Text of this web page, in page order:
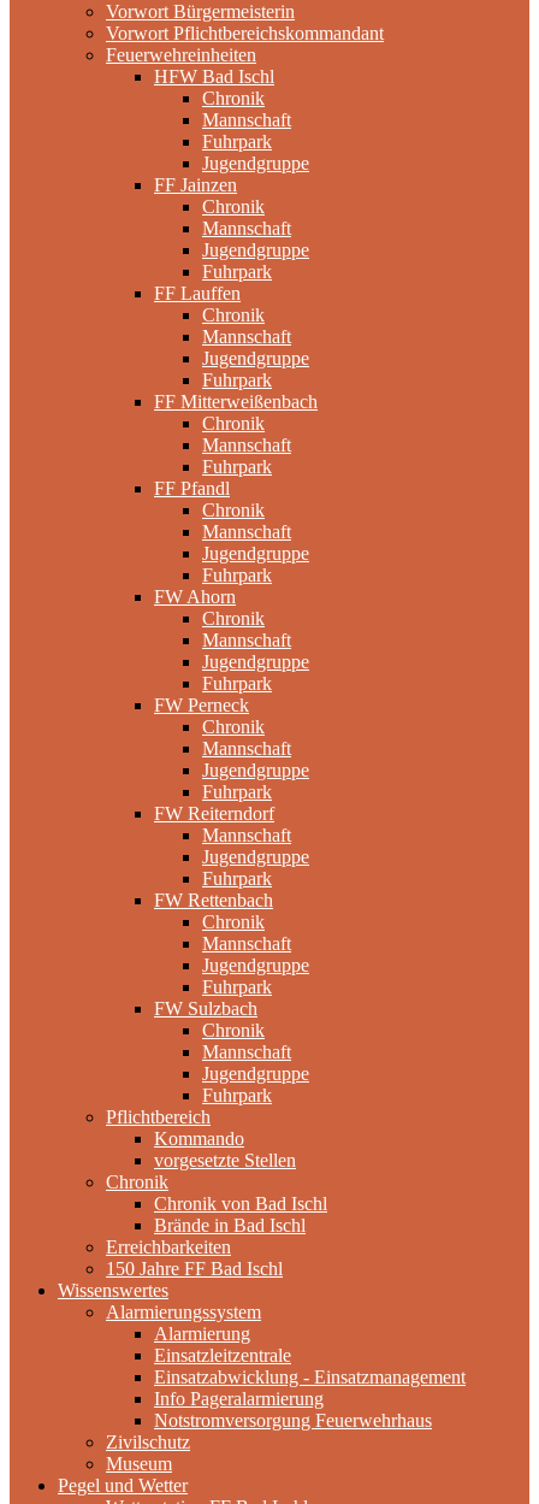
Vorwort Bürgermeisterin
Vorwort Pflichtbereichskommandant
Feuerwehreinheiten
HFW Bad Ischl
Chronik
Mannschaft
Fuhrpark
Jugendgruppe
FF Jainzen
Chronik
Mannschaft
Jugendgruppe
Fuhrpark
FF Lauffen
Chronik
Mannschaft
Jugendgruppe
Fuhrpark
FF Mitterweißenbach
Chronik
Mannschaft
Fuhrpark
FF Pfandl
Chronik
Mannschaft
Jugendgruppe
Fuhrpark
FW Ahorn
Chronik
Mannschaft
Jugendgruppe
Fuhrpark
FW Perneck
Chronik
Mannschaft
Jugendgruppe
Fuhrpark
FW Reiterndorf
Mannschaft
Jugendgruppe
Fuhrpark
FW Rettenbach
Chronik
Mannschaft
Jugendgruppe
Fuhrpark
FW Sulzbach
Chronik
Mannschaft
Jugendgruppe
Fuhrpark
Pflichtbereich
Kommando
vorgesetzte Stellen
Chronik
Chronik von Bad Ischl
Brände in Bad Ischl
Erreichbarkeiten
150 Jahre FF Bad Ischl
Wissenswertes
Alarmierungssystem
Alarmierung
Einsatzleitzentrale
Einsatzabwicklung - Einsatzmanagement
Info Pageralarmierung
Notstromversorgung Feuerwehrhaus
Zivilschutz
Museum
Pegel und Wetter